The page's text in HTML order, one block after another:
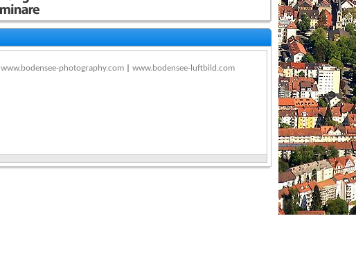
www.bodensee-photography.com www.bodensee-luftbild.com